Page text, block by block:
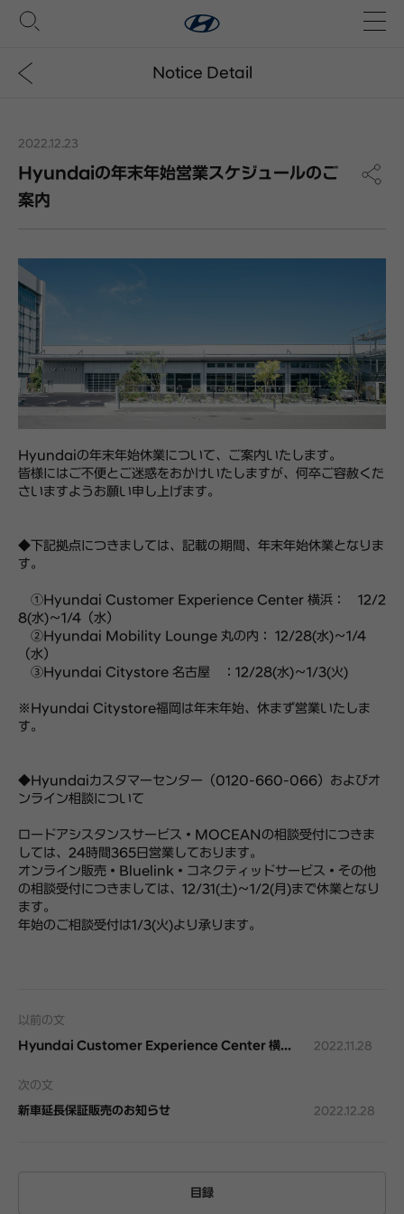
Notice Detail
2022.12.23
Hyundaiの年末年始営業スケジュールのご
案内
Hyundaiの年末年始休業について、ご案内いたします。
皆様にはご不便とご迷惑をおかけいたしますが、何卒ご容赦くだ
さいますようお願い申し上げます。
◆下記拠点につきましては、記載の期間、年末年始休業となりま
す。
①Hyundai Customer Experience Center 横浜： 12/2
8(水)～1/4（水）
②Hyundai Mobility Lounge 丸の内： 12/28(水)～1/4
（水）
③Hyundai Citystore 名古屋 ：12/28(水)～1/3(火)
※Hyundai Citystore福岡は年末年始、休まず営業いたしま
す。
◆Hyundaiカスタマーセンター（0120-660-066）およびオ
ンライン相談について
ロードアシスタンスサービス・MOCEANの相談受付につきま
しては、24時間365日営業しております。
オンライン販売・Bluelink・コネクティッドサービス・その他
の相談受付につきましては、12/31(土)～1/2(月)まで休業となり
ます。
年始のご相談受付は1/3(火)より承ります。
以前の文
Hyundai Customer Experience Center 横浜 12月営業日のご案内
2022.11.28
次の文
新車延長保証販売のお知らせ
2022.12.28
目録